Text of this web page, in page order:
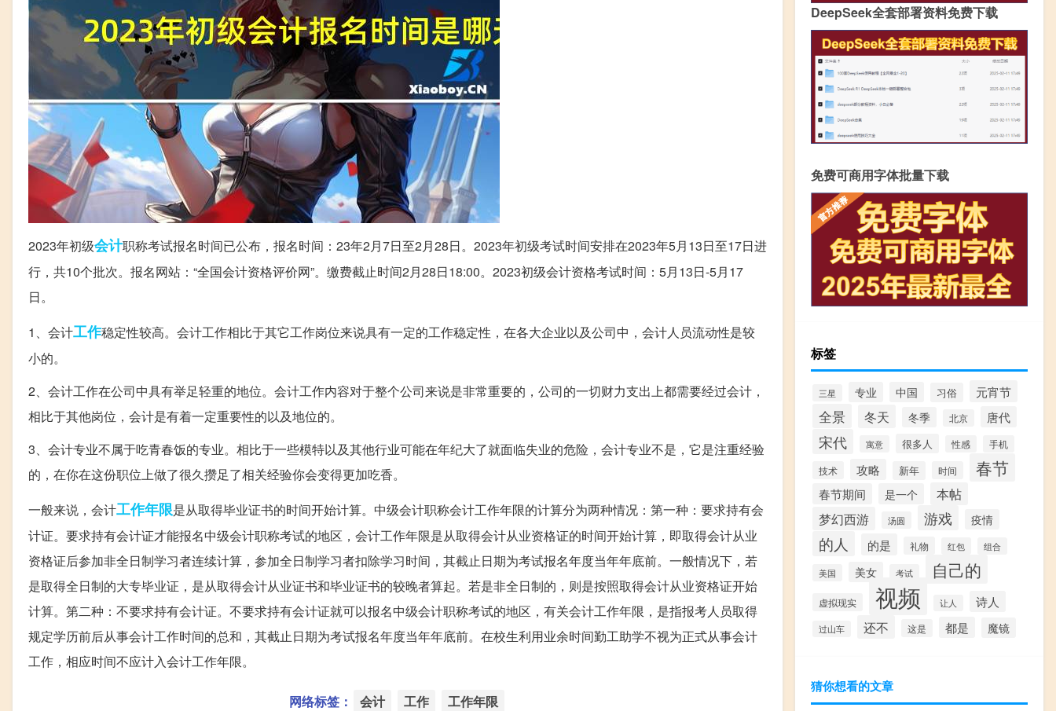
2023年初级会计职称考试报名时间已公布，报名时间：23年2月7日至2月28日。2023年初级考试时间安排在2023年5月13日至17日进
行，共10个批次。报名网站：“全国会计资格评价网”。缴费截止时间2月28日18:00。2023初级会计资格考试时间：5月13日-5月17
日。
1、会计工作稳定性较高。会计工作相比于其它工作岗位来说具有一定的工作稳定性，在各大企业以及公司中，会计人员流动性是较
小的。
2、会计工作在公司中具有举足轻重的地位。会计工作内容对于整个公司来说是非常重要的，公司的一切财力支出上都需要经过会计，
相比于其他岗位，会计是有着一定重要性的以及地位的。
3、会计专业不属于吃青春饭的专业。相比于一些模特以及其他行业可能在年纪大了就面临失业的危险，会计专业不是，它是注重经验
的，在你在这份职位上做了很久攒足了相关经验你会变得更加吃香。
一般来说，会计工作年限是从取得毕业证书的时间开始计算。中级会计职称会计工作年限的计算分为两种情况：第一种：要求持有会
计证。要求持有会计证才能报名中级会计职称考试的地区，会计工作年限是从取得会计从业资格证的时间开始计算，即取得会计从业
资格证后参加非全日制学习者连续计算，参加全日制学习者扣除学习时间，其截止日期为考试报名年度当年年底前。一般情况下，若
是取得全日制的大专毕业证，是从取得会计从业证书和毕业证书的较晚者算起。若是非全日制的，则是按照取得会计从业资格证开始
计算。第二种：不要求持有会计证。不要求持有会计证就可以报名中级会计职称考试的地区，有关会计工作年限，是指报考人员取得
规定学历前后从事会计工作时间的总和，其截止日期为考试报名年度当年年底前。在校生利用业余时间勤工助学不视为正式从事会计
工作，相应时间不应计入会计工作年限。
网络标签： 会计 工作 工作年限
DeepSeek全套部署资料免费下载
免费可商用字体批量下载
标签
三星 专业 中国 习俗 元宵节
全景 冬天 冬季 北京 唐代
宋代 寓意 很多人 性感 手机
技术 攻略 新年 时间 春节
春节期间 是一个 本帖
梦幻西游 汤圆 游戏 疫情
的人 的是 礼物 红包 组合
美国 美女 考试 自己的
虚拟现实 视频 让人 诗人
过山车 还不 这是 都是 魔镜
猜你想看的文章